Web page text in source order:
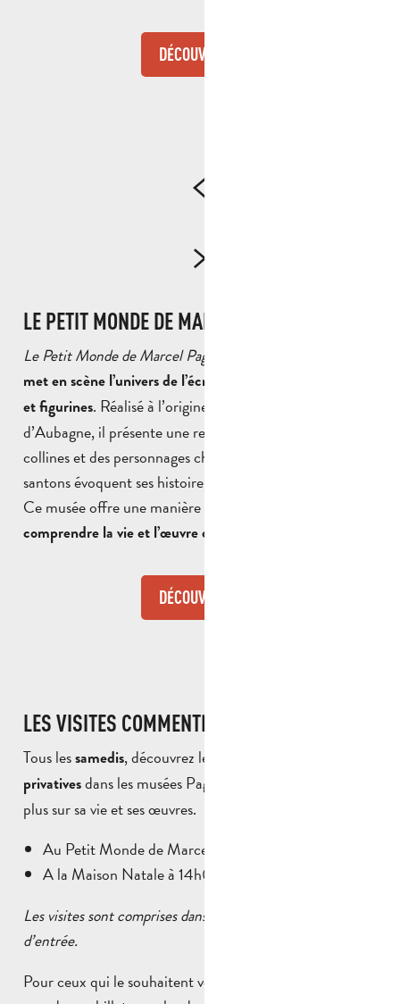
DÉCOUVRIR
LE PETIT MONDE DE MARCEL PAGNOL
Le Petit Monde de Marcel Pagnol
met en scène l’univers de l’écrivain
et figurines. Réalisé à l’origine par des santonniers
d’Aubagne, il présente une reconstitution miniature des
collines et des personnages chers à Pagnol. Près de 200
santons évoquent ses histoires et son héritage culturel.
Ce musée offre une manière ludique et visuelle de
comprendre la vie et l’œuvre de l’auteur
DÉCOUVRIR
LES VISITES COMMENTÉES DES MUSÉES
Tous lessamedis, découvrez les
privativesdans les musées Pagnol. De quoi en apprendre
plus sur sa vie et ses œuvres.
Au Petit Monde de Marcel Pagnol à 11h30
A la Maison Natale à 14h00
Les visites sont comprises dans les prix des billets
d’entrée.
Pour ceux qui le souhaitent vous pouvez également